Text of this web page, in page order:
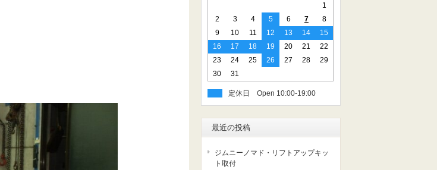
1
2
3 4 5 6 7
8
9
10 11 12 13 14
15
16
17 18 19 20 21
22
23
24 25 26 27 28
29
30
31
定休日
最近の投稿
ジムニーノマド・リフトアップキッ
ト取付